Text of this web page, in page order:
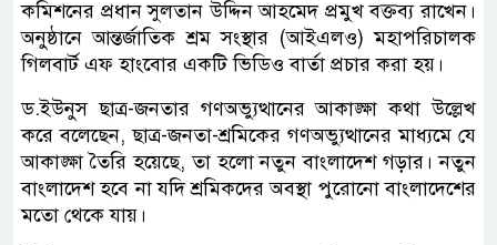
কমিশনের প্রধান সুলতান উদ্দিন আহমেদ প্রমুখ বক্তব্য রাখেন।
অনুষ্ঠানে আন্তর্জাতিক শ্রম সংস্থার (আইএলও) মহাপরিচালক
গিলবার্ট এফ হাংবোর একটি ভিডিও বার্তা প্রচার করা হয়।
ড.ইউনুস ছাত্র-জনতার গণঅভ্যুত্থানের আকাঙ্ক্ষা কথা উল্লেখ
করে বলেছেন, ছাত্র-জনতা-শ্রমিকের গণঅভ্যুত্থানের মাধ্যমে যে
আকাঙ্ক্ষা তৈরি হয়েছে, তা হলো নতুন বাংলাদেশ গড়ার। নতুন
বাংলাদেশ হবে না যদি শ্রমিকদের অবস্থা পুরোনো বাংলাদেশের
মতো থেকে যায়।